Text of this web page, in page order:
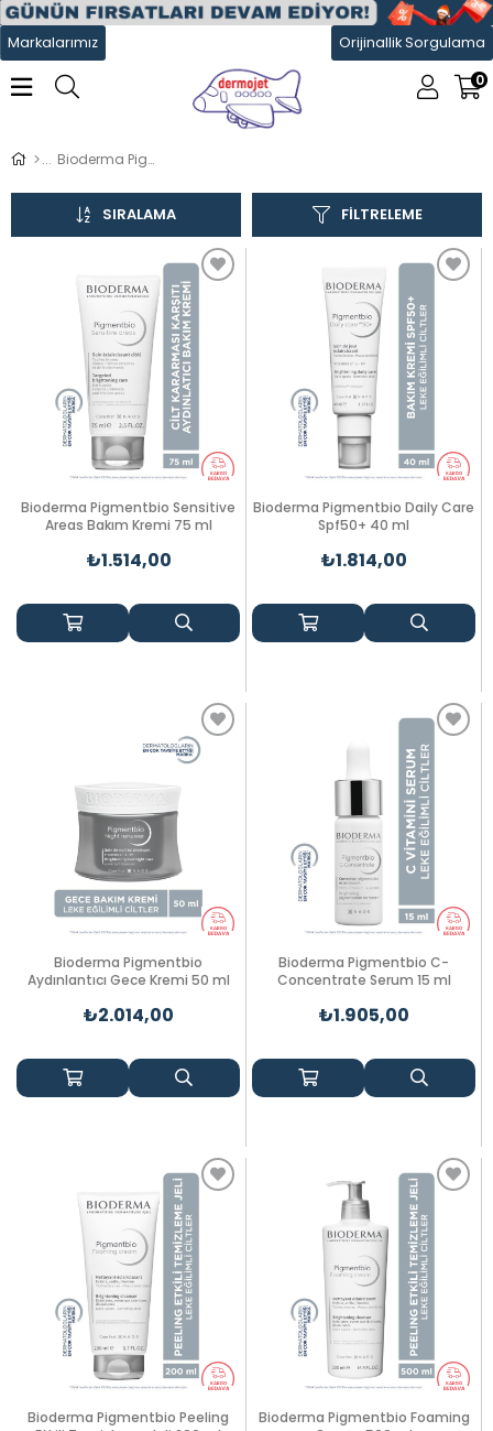
Markalarımız
Orijinallik Sorgulama
0
Bioderma Pigmentbio
FILTRELEME
SIRALAMA
Bioderma Pigmentbio Sensitive
Areas Bakım Kremi 75 ml
₺1.514,00
Bioderma Pigmentbio Daily Care
Spf50+ 40 ml
₺1.814,00
Bioderma Pigmentbio
Aydınlantıcı Gece Kremi 50 ml
₺2.014,00
Bioderma Pigmentbio C-
Concentrate Serum 15 ml
₺1.905,00
Bioderma Pigmentbio Peeling
Bioderma Pigmentbio Foaming